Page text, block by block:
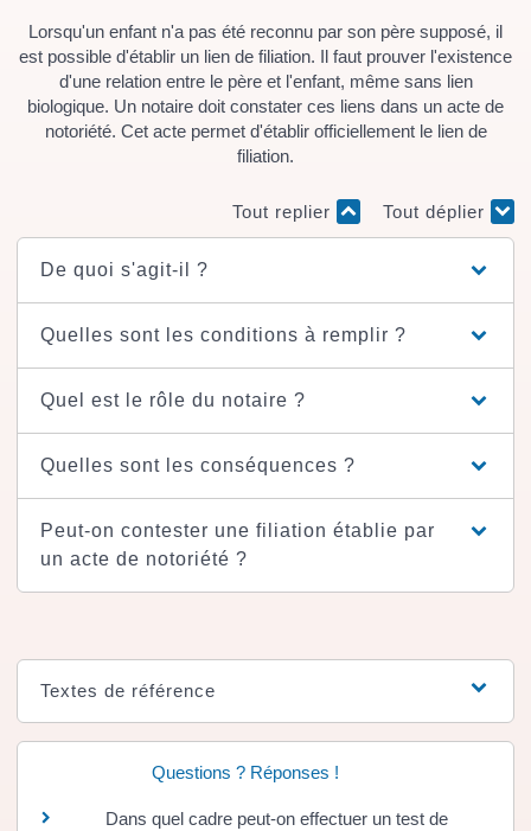
Lorsqu'un enfant n'a pas été reconnu par son père supposé, il
est possible d'établir un lien de filiation. Il faut prouver l'existence
d'une relation entre le père et l'enfant, même sans lien
biologique. Un notaire doit constater ces liens dans un acte de
notoriété. Cet acte permet d'établir officiellement le lien de
filiation.
Tout replier Tout déplier
De quoi s'agit-il ?
Quelles sont les conditions à remplir ?
Quel est le rôle du notaire ?
Quelles sont les conséquences ?
Peut-on contester une filiation établie par
un acte de notoriété ?
Textes de référence
Questions ? Réponses !
Dans quel cadre peut-on effectuer un test de